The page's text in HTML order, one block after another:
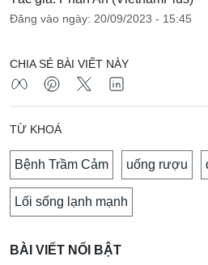
Đăng vào ngày: 20/09/2023 - 15:45
CHIA SẺ BÀI VIẾT NÀY
TỪ KHOÁ
Bệnh Trầm Cảm uống rượu
Lối sống lạnh mạnh
BÀI VIẾT NỔI BẬT